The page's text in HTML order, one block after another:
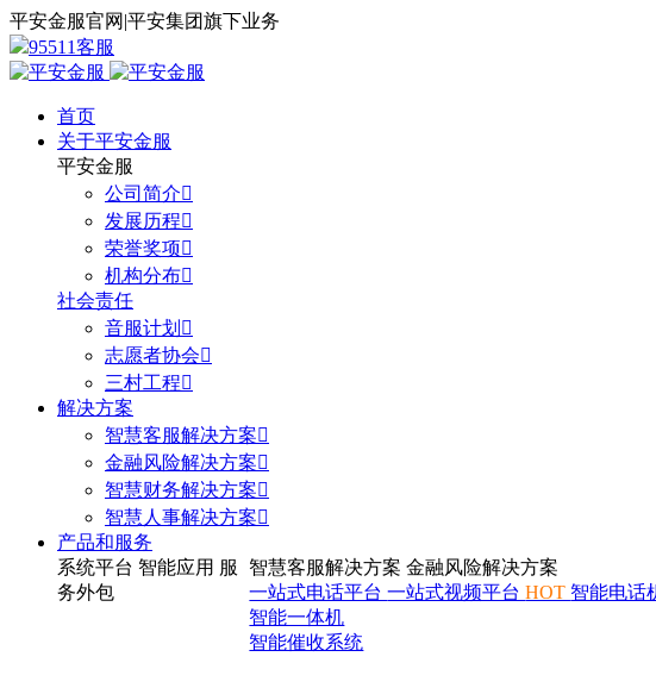
平安金服官网 |平安集团旗下业务
95511客服
首页
关于平安金服
平安金服
公司简介
发展历程
荣誉奖项
机构分布
社会责任
音服计划 
志愿者协会
三村工程
解决方案
智慧客服解决方案
金融风险解决方案
智慧财务解决方案
智慧人事解决方案
产品和服务
系统平台 智能应用 服
务外包
智慧客服解决方案 金融风险解决方案
一站式电话平台一站式视频平台HOT 智能电话
智能一体机
智能催收系统